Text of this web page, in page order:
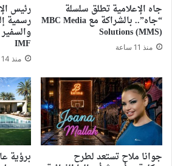
جاه الإعلامية تطلق سلسلة
“جاه”.. بالشراكة مع MBC Media
Solutions (MMS)
منذ 11 ساعة
رئيس
رسمية
IMF
منذ 14 ساعة
جوانا ملاح تستعد لطرح برؤية